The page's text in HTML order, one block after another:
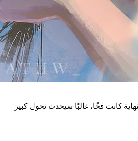
كانت فخًا، غالبًا سيحدث تحول كبير